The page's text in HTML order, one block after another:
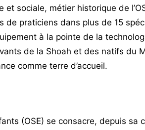
et sociale, métier historique de
de praticiens dans plus de 15
à la pointe de la
de la Shoah et des natifs du
comme terre d’accueil.
(OSE) se consacre, depuis sa